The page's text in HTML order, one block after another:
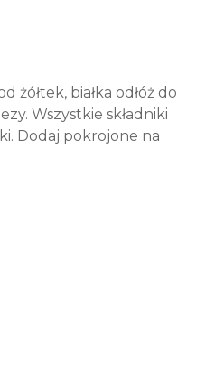
żółtek, białka odłóż do
Wszystkie składniki
Dodaj pokrojone na